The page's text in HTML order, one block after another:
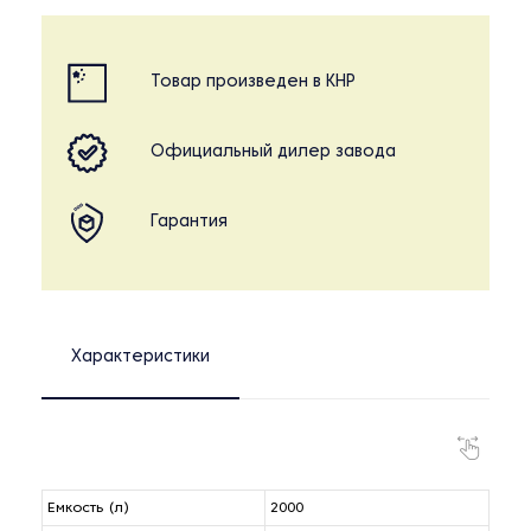
Товар произведен в КНР
Официальный дилер завода
Гарантия
Характеристики
Емкость (л) 2000